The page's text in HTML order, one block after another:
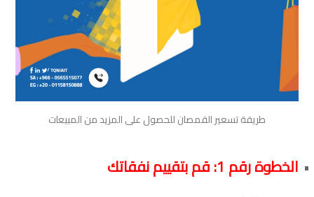
طريقة تسعير القمصان للحصول على المزيد من المبيعات
الخطوة رقم 1: قم بتقييم نفقاتك